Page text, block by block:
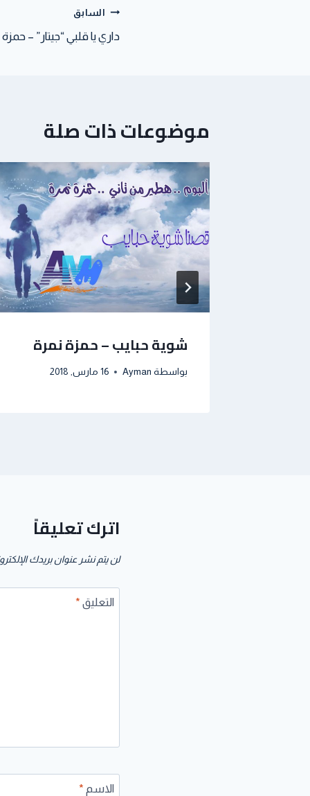
السابق
داري يا قلبي “جيتار” –
موضوعات ذات صلة
شوية حبايب – حمزة نمرة
بواسطة Ayman 16 مارس, 2018
اترك تعليقاً
لن يتم نشر عنوان بريدك
التعليق *
الاسم *